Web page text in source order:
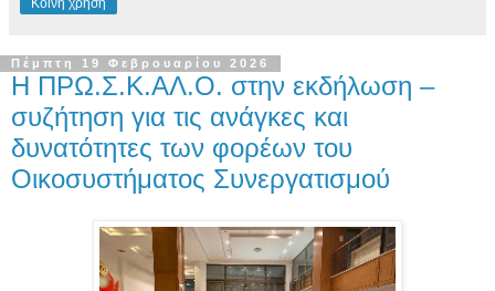
Πέμπτη 19 Φεβρουαρίου 2026
Η ΠΡΩ.Σ.Κ.ΑΛ.Ο. στην εκδήλωση –
συζήτηση για τις ανάγκες και
δυνατότητες των φορέων του
Οικοσυστήματος Συνεργατισμού